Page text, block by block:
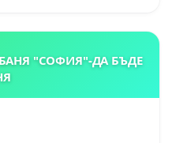
"СОФИЯ"-ДА БЪДЕ